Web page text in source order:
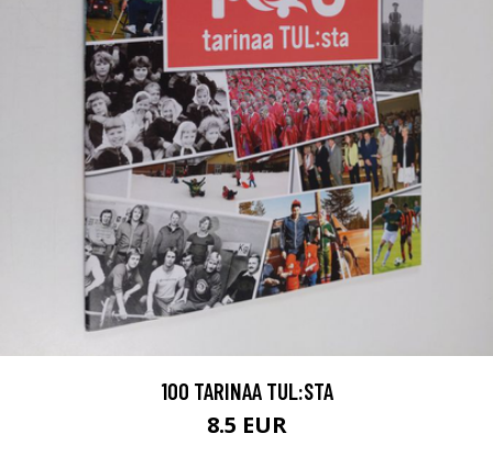
100 TARINAA TUL:STA
8.5 EUR